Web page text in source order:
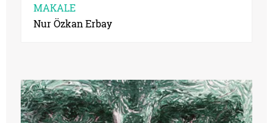
MAKALE
Nur Özkan Erbay